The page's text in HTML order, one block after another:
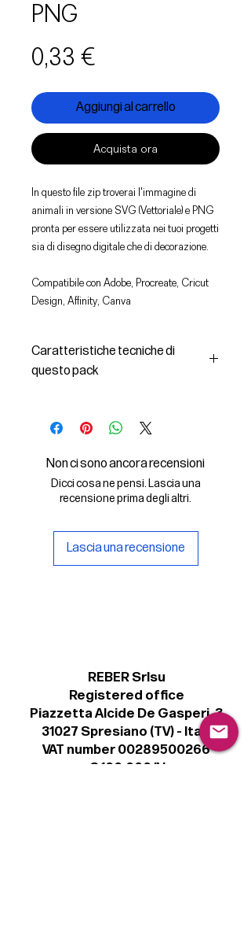
PNG
0,33 €
Aggiungi al carrello
Acquista ora
In questo file zip troverai l'immagine di
animali in versione SVG (Vettoriale) e PNG
pronta per essere utilizzata nei tuoi progetti
sia di disegno digitale che di decorazione.
Compatibile con Adobe, Procreate, Cricut
Design, Affinity, Canva
Caratteristiche tecniche di
questo pack
- le immagini descritte in formato
- la licenza d'uso delle grafiche
Il File SVG è compatibile con Adobe,
Cricut Design, Cricut
Procreate e Affinity
Non ci sono ancora recensioni
Dicci cosa ne pensi. Lascia una
recensione prima degli altri.
Lascia una recensione
REBER Srlsu
Registered office
Piazzetta Alcide De Gasperi, 3
31027 Spresiano (TV) - Italy
VAT number 00289500266
€ 100.000 IV